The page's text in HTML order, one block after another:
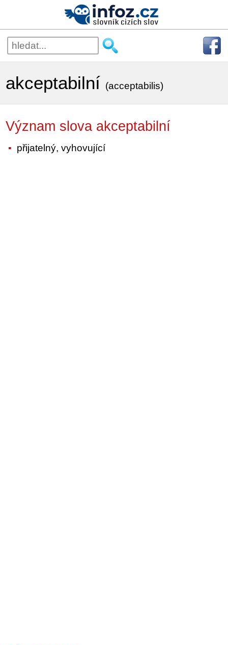
akceptabilní (acceptabilis)
Význam slova akceptabilní
přijatelný, vyhovující